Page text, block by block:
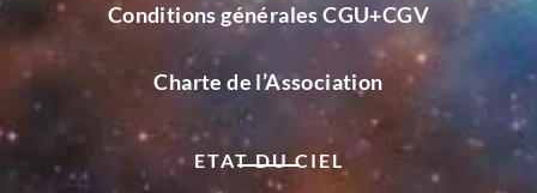
Conditions générales CGU+CGV
Charte de l’Association
ETAT DU CIEL